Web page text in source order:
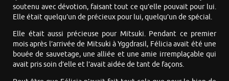
soutenu avec dévotion, faisant tout ce qu’elle pouvait pour lui.
Elle était quelqu’un de précieux pour lui, quelqu’un de spécial.
Elle était aussi précieuse pour Mitsuki. Pendant ce premier
mois après l’arrivée de Mitsuki à Yggdrasil, Félicia avait été une
bouée de sauvetage, une alliée et une amie irremplaçable qui
avait pris soin d’elle et l’avait aidée de tant de façons.